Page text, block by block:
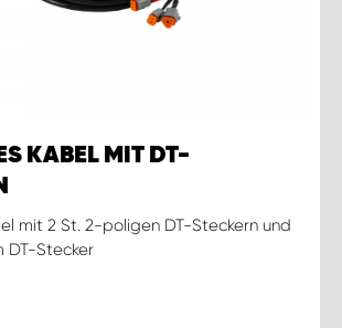
KABEL MIT DT-
mit 2 St. 2-poligen DT-Steckern und
DT-Stecker